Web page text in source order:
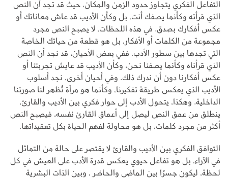
التفاعل الفكري يتجاوز حدود الزمن والمكان، حيث قد تجد أن النص
الذي قرأته وكأنما يصفك أنت، بل وكأن الأديب قد عاش معاناتك أو
عكس أفكارك بصدق. في هذه اللحظات، لا يصبح النص مجرد
مجموعة من الكلمات أو الأفكار، بل هو قطعة من حياتك الخاصة
التي تجدها بين سطور الأدب. ففي بعض الأحيان، قد نجد أن النص
الذي قرأناه وكأنما يصفنا نحن، وكأن الأديب قد عايش تجربتنا أو
عكس أفكارنا دون أن ندرك ذلك. وفي أحيان أخرى، نجد أسلوب
الأديب الذي يعكس طريقة تفكيرنا، وكأنما هو مرآة تُظهر لنا صورتنا
الداخلية. وهكذا، يتحول الأدب إلى حوار فكري بين الأديب والقارئ،
ينطلق من عمق النص ليصل إلى أعماق القارئ نفسه، فيصبح النص
أكثر من مجرد كلمات، بل هو محاولة لفهم الحياة بكل تعقيداتها.
التوافق الفكري بين الأديب والقارئ لا يقتصر على حالة من التماثل
في الآراء، بل هو تفاعل حيوي يعكس قدرة الأدب على العيش في كل
لحظة، ليكون جسرًا بين الماضي والحاضر ، وبين الذات البشرية